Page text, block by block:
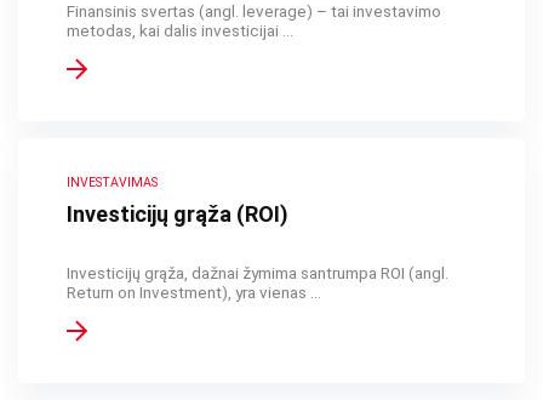
Finansinis svertas (angl. leverage) – tai investavimo
metodas, kai dalis investicijai ...
INVESTAVIMAS
Investicijų grąža (ROI)
Investicijų grąža, dažnai žymima santrumpa ROI (angl.
Return on Investment), yra vienas ...